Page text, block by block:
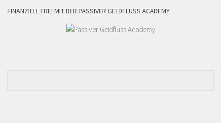
FINANZIELL FREI MIT DER PASSIVER GELDFLUSS ACADEMY